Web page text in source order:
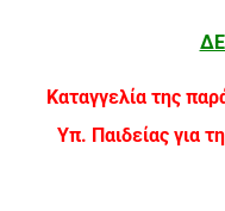
Καταγγελία της
Υπ. Παιδείας για